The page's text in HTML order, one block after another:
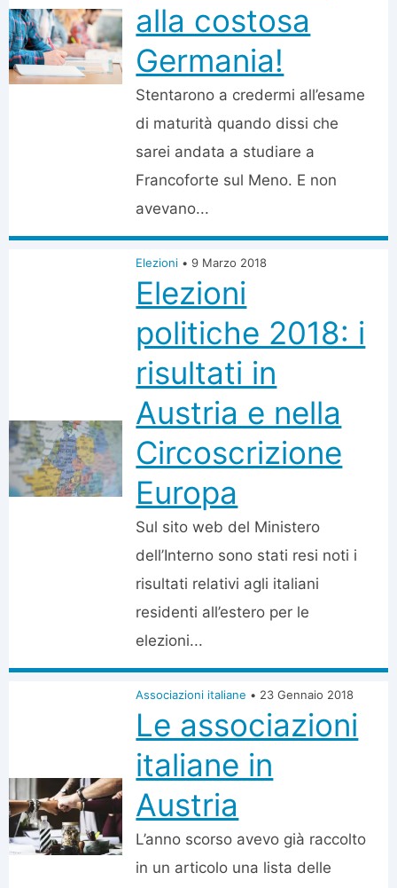
alla costosa
Germania!
Stentarono a credermi all’esame
di maturità quando dissi che
sarei andata a studiare a
Francoforte sul Meno. E non
avevano...
Elezioni • 9 Marzo 2018
Elezioni
politiche 2018: i
risultati in
Austria e nella
Circoscrizione
Europa
Sul sito web del Ministero
dell’Interno sono stati resi noti i
risultati relativi agli italiani
residenti all’estero per le
elezioni...
Associazioni italiane • 23 Gennaio 2018
Le associazioni
italiane in
Austria
L’anno scorso avevo già raccolto
in un articolo una lista delle